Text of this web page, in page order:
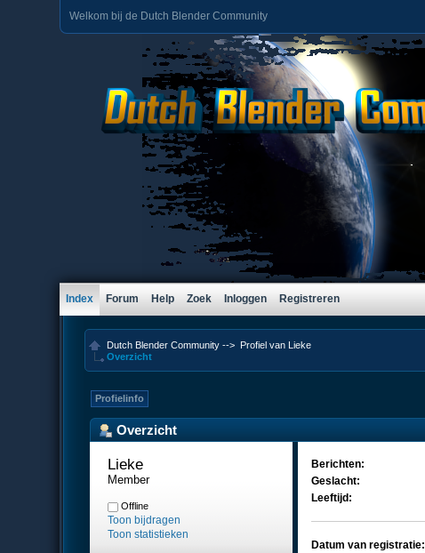
Welkom bij de Dutch Blender Community
Index Forum Help Zoek Inloggen Registreren
Dutch Blender Community --> Profiel van Lieke
Overzicht
Profielinfo
Overzicht
Lieke
Member
Offline
Toon bijdragen
Toon statistieken
Berichten:
Geslacht:
Leeftijd:
Datum van registratie: